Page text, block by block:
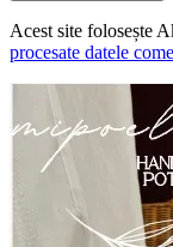
Acest site folosește
procesate datele